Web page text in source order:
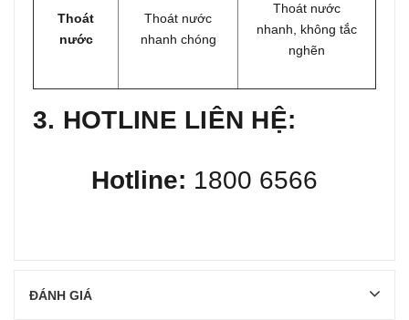
Thoát
nước
Thoát nước
nhanh chóng
Thoát nước
nhanh, không tắc
nghẽn
3. HOTLINE LIÊN HỆ:
Hotline: 1800 6566
ĐÁNH GIÁ